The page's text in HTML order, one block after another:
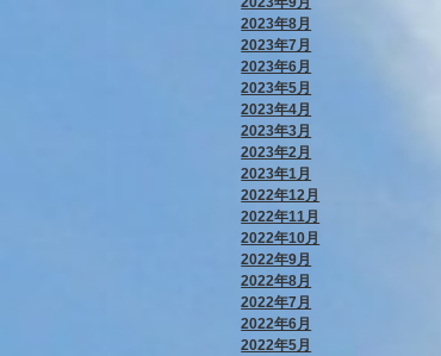
2023年8月
2023年7月
2023年6月
2023年5月
2023年4月
2023年3月
2023年2月
2023年1月
2022年12月
2022年11月
2022年10月
2022年9月
2022年8月
2022年7月
2022年6月
2022年5月